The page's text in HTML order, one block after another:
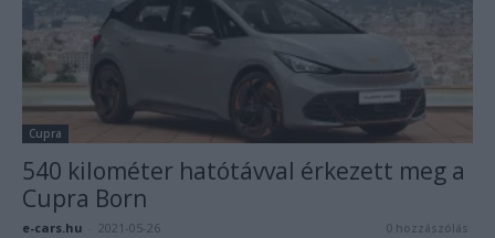
Cupra
540 kilométer hatótávval érkezett meg a
Cupra Born
e-cars.hu 2021-05-26 0 hozzászólás